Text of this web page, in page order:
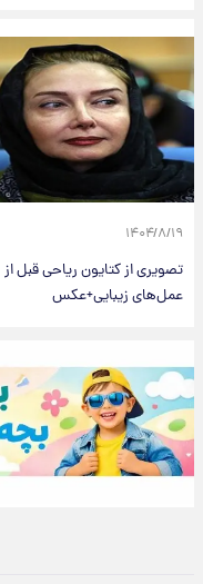
۱۴۰۴/۸/۱۹
تصویری از کتایون ریاحی قبل از
عمل‌های زیبایی+عکس